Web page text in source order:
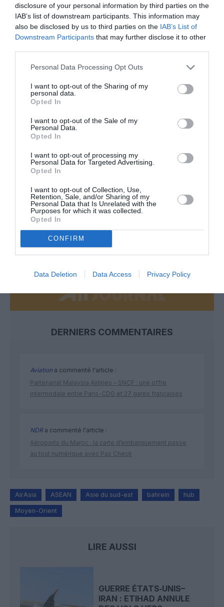
disclosure of your personal information by third parties on the
IAB’s list of downstream participants. This information may
also be disclosed by us to third parties on the IAB’s List of
Downstream Participants that may further disclose it to other
Personal Data Processing Opt Outs
I want to opt-out of the Sharing of my
personal data.
Opted In
I want to opt-out of the Sale of my
Personal Data.
Opted In
I want to opt-out of processing my
Personal Data for Targeted Advertising.
Opted In
I want to opt-out of Collection, Use,
Retention, Sale, and/or Sharing of my
Personal Data that Is Unrelated with the
Purposes for which it was collected.
Opted In
CONFIRM
Data Deletion Data Access Privacy Policy
Twitter PinterestLinkedIn
Aucun commentaire !
FAIRE UN DON
Appel aux lecteurs !
Soutenez Air Journal participez
à son
développement !
NOUS SOUTENIR
DERNIERS COMMENTAIRES
Aviation a commenté l'article :
Partenariat Malaysia Airlines – SNCF : une offre
intermodale entre Paris-CDG et 27 gares françaises
NDRa commenté l'article :
Aéroports du Maroc : la carte d’embarquement passe
au tout numérique avec Pax Check
AirAsia ASEAN Asie du sud-est bahrein hub
Moyen-Orient
LIRE AUSSI
GUERRE ÉTATS‑UNIS–
IRAN : ETIHAD ANNULE